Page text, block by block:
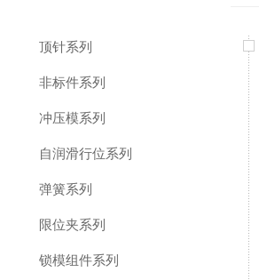
顶针系列
非标件系列
冲压模系列
自润滑行位系列
弹簧系列
限位夹系列
锁模组件系列